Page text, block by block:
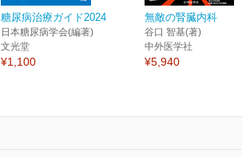
糖尿病治療ガイド2024
日本糖尿病学会(編著)
文光堂
¥1,100
無敵の腎臓内科
谷口 智基(著)
中外医学社
¥5,940